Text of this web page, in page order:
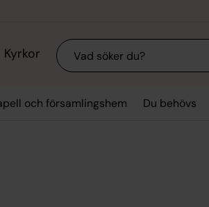
Kyrkor Sök
och församlingshem Du behövs